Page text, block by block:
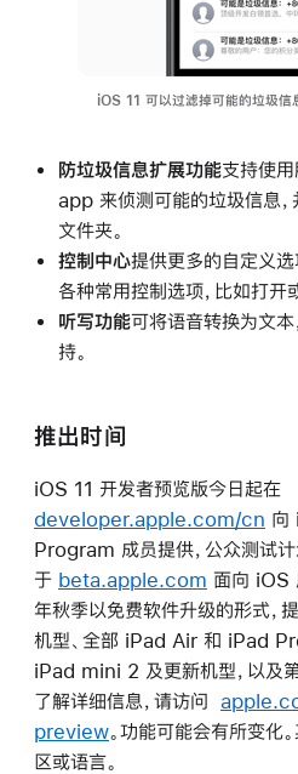
iOS 11 可以过滤掉可能的垃圾信
防垃圾信息扩展功能支持使
app 来侦测可能的垃圾信息
文件夹。
控制中心提供更多的自定义选
各种常用控制选项，比如打开
听写功能可将语音转换为文本
持。
推出时间
iOS 11 开发者预览版今日起在
developer.apple.com/cn 向
Program 成员提供，公众测试
于 beta.apple.com 面向 iOS
年秋季以免费软件升级的形式
机型、全部 iPad Air 和 iPad
iPad mini 2 及更新机型，以及
了解详细信息，请访问
preview。功能可能会有所变化
区或语言。